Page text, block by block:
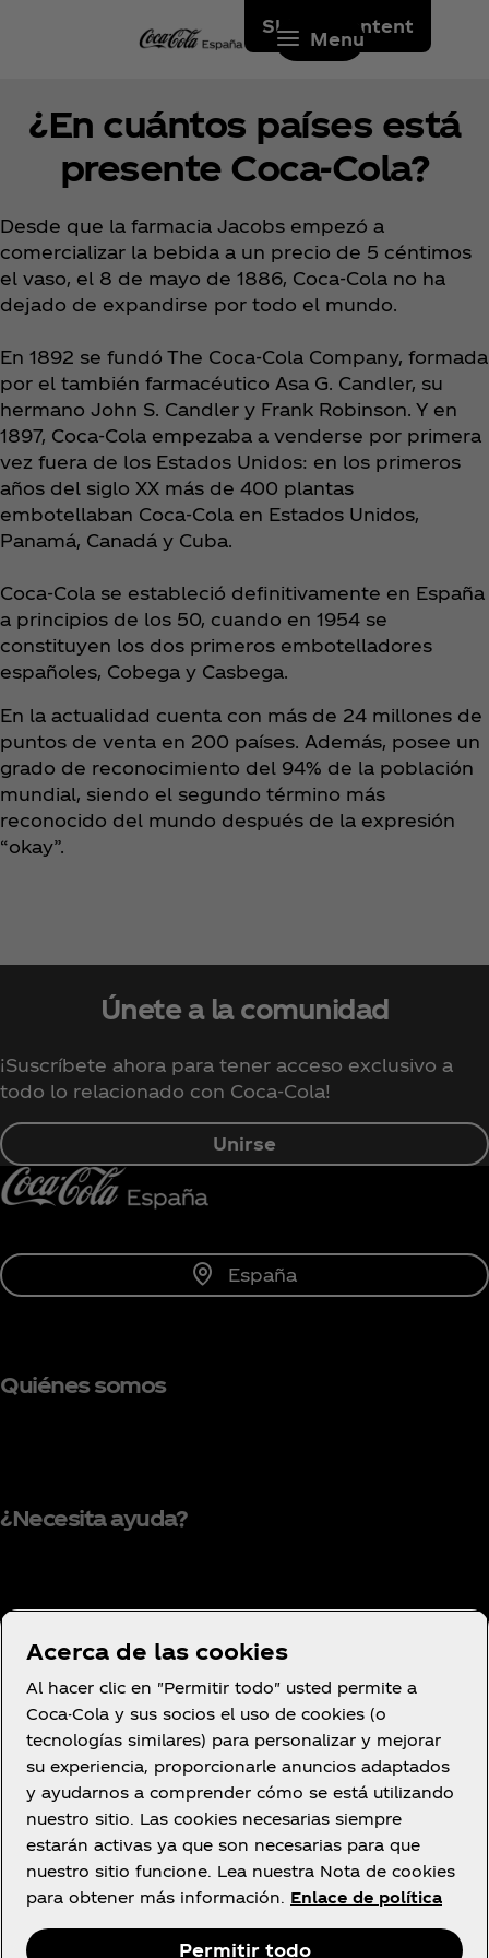
Skip to content
Menu
¿En cuántos países está
presente Coca‑Cola?
Desde que la farmacia Jacobs empezó a
comercializar la bebida a un precio de 5 céntimos
el vaso, el 8 de mayo de 1886, Coca‑Cola no ha
dejado de expandirse por todo el mundo.
En 1892 se fundó The Coca‑Cola Company, formada
por el también farmacéutico Asa G. Candler, su
hermano John S. Candler y Frank Robinson. Y en
1897, Coca‑Cola empezaba a venderse por primera
vez fuera de los Estados Unidos: en los primeros
años del siglo XX más de 400 plantas
embotellaban Coca‑Cola en Estados Unidos,
Panamá, Canadá y Cuba.
Coca‑Cola se estableció definitivamente en España
a principios de los 50, cuando en 1954 se
constituyen los dos primeros embotelladores
españoles, Cobega y Casbega.
En la actualidad cuenta con más de 24 millones de
puntos de venta en 200 países. Además, posee un
grado de reconocimiento del 94% de la población
mundial, siendo el segundo término más
reconocido del mundo después de la expresión
“okay”.
Únete a la comunidad
¡Suscríbete ahora para tener acceso exclusivo a
todo lo relacionado con Coca‑Cola!
Unirse
España
Quiénes somos
¿Necesita ayuda?
Configuración de cookies
Aviso de cookies
Declaración de Accesibilidad
Facebook
YouTube
Instagram
Acerca de las cookies
Al hacer clic en "Permitir todo" usted permite a
Coca-Cola y sus socios el uso de cookies (o
tecnologías similares) para personalizar y mejorar
su experiencia, proporcionarle anuncios adaptados
y ayudarnos a comprender cómo se está utilizando
nuestro sitio. Las cookies necesarias siempre
estarán activas ya que son necesarias para que
nuestro sitio funcione. Lea nuestra Nota de cookies
para obtener más información. Enlace de política
Permitir todo